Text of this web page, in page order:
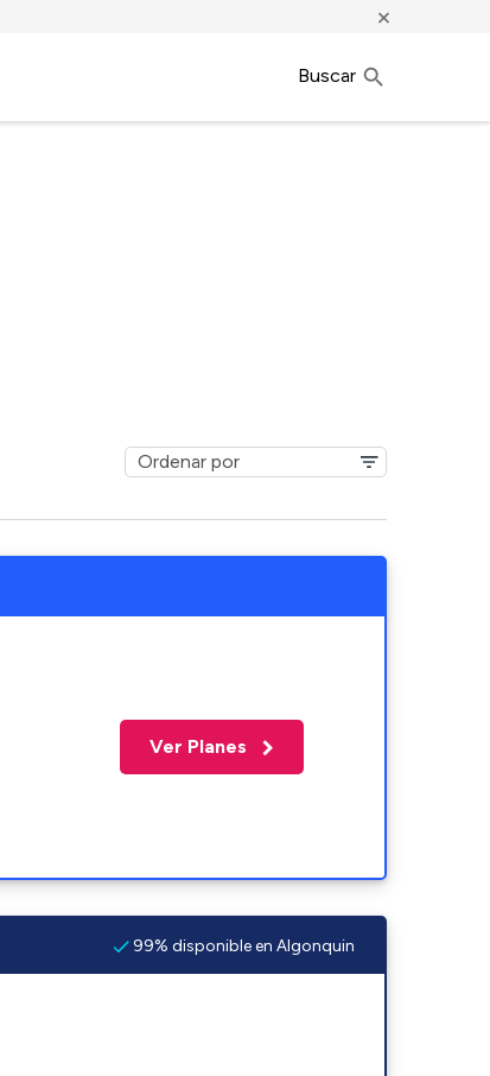
×
Buscar
Ver Planes
99% disponible en Algonquin